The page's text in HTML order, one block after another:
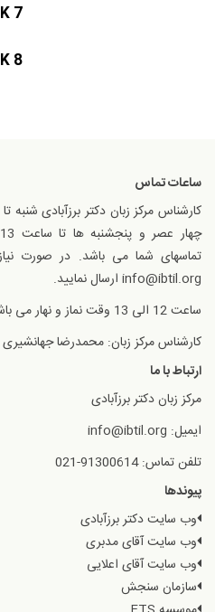
7
8
ساعات تماس
کارشناس مرکز زبان دکتر برزآبادی
تماسهای شما می باشد. در صورت
info@ibtil.org ارسال نمایید.
ساعت 12 الی 13 وقت نماز و نهار می باشد.
کارشناس مرکز زبان: محمدرضا جهانشیری
ارتباط با ما
مرکز زبان دکتر برزآبادی
ایمیل: info@ibtil.org
تلفن تماس: 91300614-021
پیوندها
وب سایت دکتر برزآبادی
وب سایت آقای مدبری
وب سایت آقای اعلایی
سازمان سنجش